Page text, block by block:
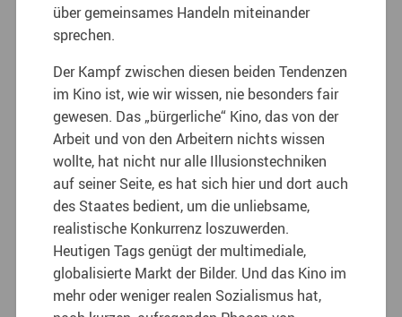
über gemeinsames Handeln miteinander
sprechen.
Der Kampf zwischen diesen beiden Tendenzen
im Kino ist, wie wir wissen, nie besonders fair
gewesen. Das „bürgerliche“ Kino, das von der
Arbeit und von den Arbeitern nichts wissen
wollte, hat nicht nur alle Illusionstechniken
auf seiner Seite, es hat sich hier und dort auch
des Staates bedient, um die unliebsame,
realistische Konkurrenz loszuwerden.
Heutigen Tags genügt der multimediale,
globalisierte Markt der Bilder. Und das Kino im
mehr oder weniger realen Sozialismus hat,